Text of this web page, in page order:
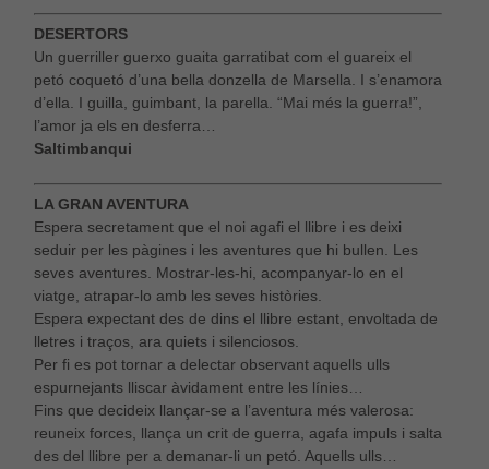
DESERTORS
Un guerriller guerxo guaita garratibat com el guareix el
petó coquetó d’una bella donzella de Marsella. I s’enamora
d’ella. I guilla, guimbant, la parella. “Mai més la guerra!”,
l’amor ja els en desferra…
Saltimbanqui
LA GRAN AVENTURA
Espera secretament que el noi agafi el llibre i es deixi
seduir per les pàgines i les aventures que hi bullen. Les
seves aventures. Mostrar-les-hi, acompanyar-lo en el
viatge, atrapar-lo amb les seves històries.
Espera expectant des de dins el llibre estant, envoltada de
lletres i traços, ara quiets i silenciosos.
Per fi es pot tornar a delectar observant aquells ulls
espurnejants lliscar àvidament entre les línies…
Fins que decideix llançar-se a l’aventura més valerosa:
reuneix forces, llança un crit de guerra, agafa impuls i salta
des del llibre per a demanar-li un petó. Aquells ulls…